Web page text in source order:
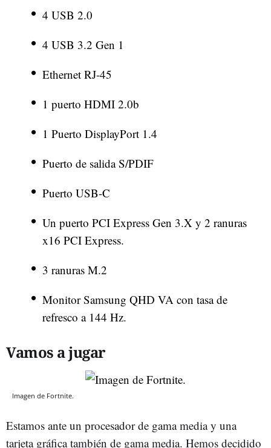
4 USB 2.0
4 USB 3.2 Gen 1
Ethernet RJ-45
1 puerto HDMI 2.0b
1 Puerto DisplayPort 1.4
Puerto de salida S/PDIF
Puerto USB-C
Un puerto PCI Express Gen 3.X y 2 ranuras
x16 PCI Express.
3 ranuras M.2
Monitor Samsung QHD VA con tasa de
refresco a 144 Hz.
Vamos a jugar
Imagen de Fortnite.
Estamos ante un procesador de gama media y una
tarjeta gráfica también de gama media. Hemos decidido